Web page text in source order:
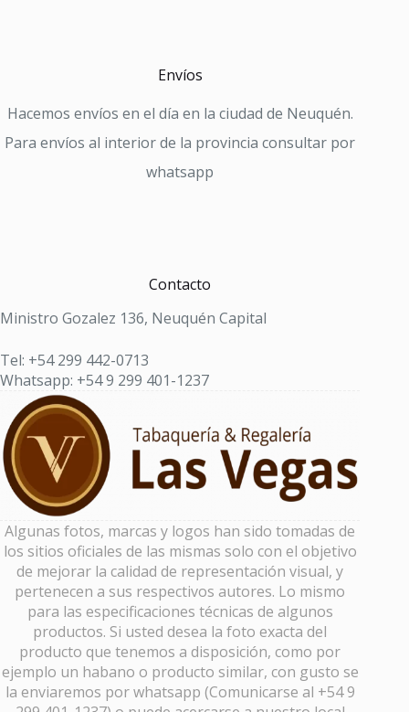
Envíos
Hacemos envíos en el día en la ciudad de Neuquén.
Para envíos al interior de la provincia consultar por
whatsapp
Contacto
Ministro Gozalez 136, Neuquén Capital
Tel: +54 299 442-0713
Whatsapp: +54 9 299 401-1237
Algunas fotos, marcas y logos han sido tomadas de
los sitios oficiales de las mismas solo con el objetivo
de mejorar la calidad de representación visual, y
pertenecen a sus respectivos autores. Lo mismo
para las especificaciones técnicas de algunos
productos. Si usted desea la foto exacta del
producto que tenemos a disposición, como por
ejemplo un habano o producto similar, con gusto se
la enviaremos por whatsapp (Comunicarse al +54 9